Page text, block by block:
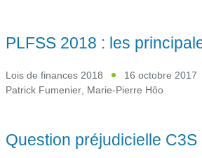
PLFSS 2018 : les
Lois de finances 2018
16 octobre 2017
Patrick Fumenier, Marie-Pierre Hôo
Question préjudicielle C3S